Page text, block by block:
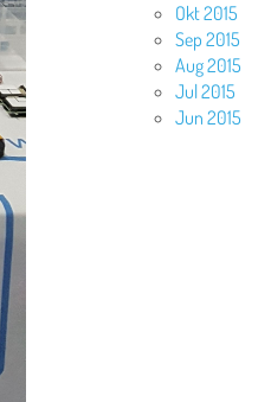
Okt 2015
Sep 2015
Aug 2015
Jul 2015
Jun 2015